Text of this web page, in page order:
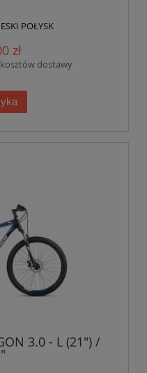
POŁYSK
zł
kosztów dostawy
3.0 - L (21") /